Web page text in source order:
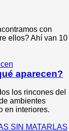
con
ellos? Ahí van 10
aparecen?
los rincones del
ambientes
en interiores.